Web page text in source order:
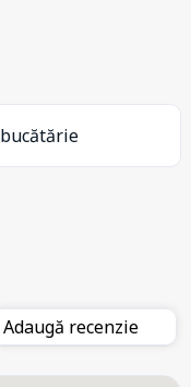
bucătărie
Adaugă recenzie